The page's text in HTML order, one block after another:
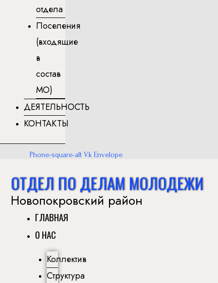
отдела
Поселения
(входящие
в
состав
МО)
ДЕЯТЕЛЬНОСТЬ
КОНТАКТЫ
Phone-square-alt Vk Envelope
ОТДЕЛ ПО ДЕЛАМ МОЛОДЕЖИ
Новопокровский район
ГЛАВНАЯ
О НАС
Коллектив
Структура